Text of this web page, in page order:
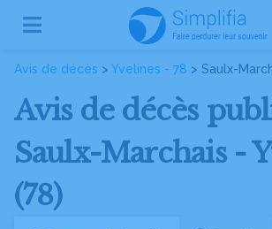
Avis de décès > Yvelines - 78 > Saulx-
Avis de décès
Saulx-Marchais -
(78)